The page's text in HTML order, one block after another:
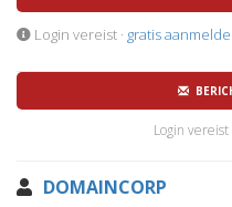
Login vereist · gratis
Login vereist
DOMAINCORP